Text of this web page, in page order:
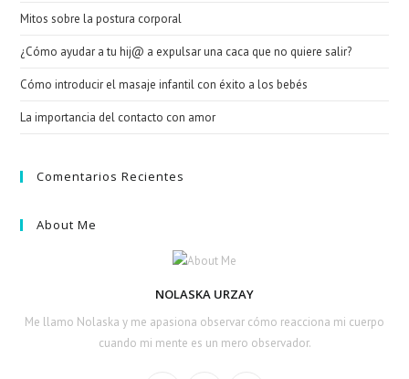
Mitos sobre la postura corporal
¿Cómo ayudar a tu hij@ a expulsar una caca que no quiere salir?
Cómo introducir el masaje infantil con éxito a los bebés
La importancia del contacto con amor
Comentarios Recientes
About Me
NOLASKA URZAY
Me llamo Nolaska y me apasiona observar cómo reacciona mi cuerpo
cuando mi mente es un mero observador.